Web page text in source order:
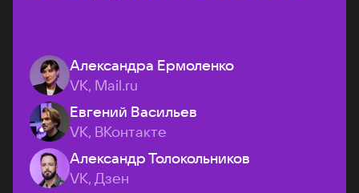
Александра Ермоленко
VK, Mail.ru
Евгений Васильев
VK, ВКонтакте
Александр Толокольников
VK, Дзен